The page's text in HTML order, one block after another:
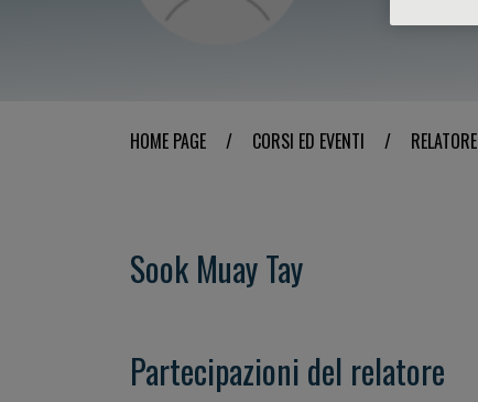
HOME PAGE / CORSI ED EVENTI / RELATORE
Sook Muay Tay
Partecipazioni del relatore